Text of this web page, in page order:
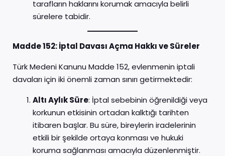
tarafların haklarını korumak amacıyla belirli
sürelere tabidir.
Madde 152: İptal Davası Açma Hakkı ve Süreler
Türk Medeni Kanunu Madde 152, evlenmenin iptali
davaları için iki önemli zaman sınırı getirmektedir:
Altı Aylık Süre: İptal sebebinin öğrenildiği veya
korkunun etkisinin ortadan kalktığı tarihten
itibaren başlar. Bu süre, bireylerin iradelerinin
etkili bir şekilde ortaya konması ve hukuki
koruma sağlanması amacıyla düzenlenmiştir.